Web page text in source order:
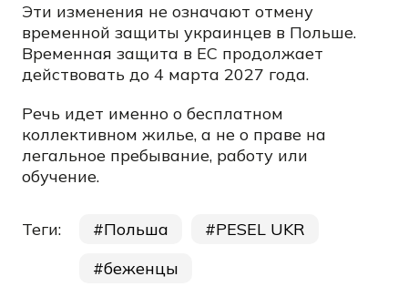
Эти изменения не означают отмену
временной защиты украинцев в Польше.
Временная защита в ЕС продолжает
действовать до 4 марта 2027 года.
Речь идет именно о бесплатном
коллективном жилье, а не о праве на
легальное пребывание, работу или
обучение.
Теги: Польша
PESEL UKR
беженцы